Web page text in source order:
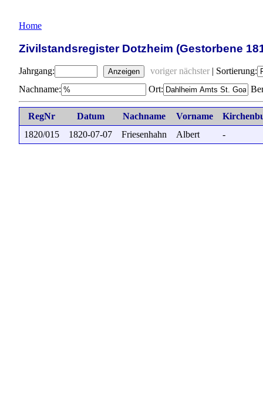
Home
Zivilstandsregister Dotzheim (Gestorbene
Jahrgang: Anzeigen voriger nächster | Sortierung:
Nachname:
Ort:
RegNr Datum Nachname Vorname
1820/015
1820-07-07 Friesenhahn Albert -